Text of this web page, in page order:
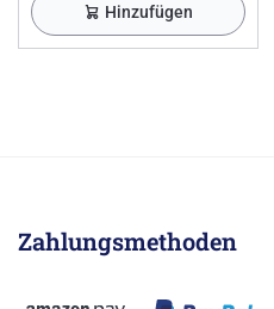
Hinzufügen
Zahlungsmethoden